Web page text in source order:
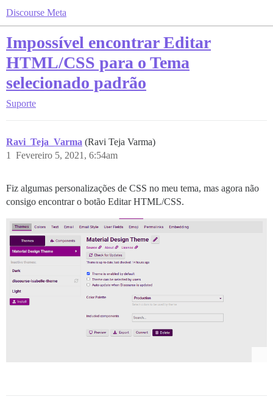
Discourse Meta
Impossível encontrar Editar
HTML/CSS para o Tema
selecionado padrão
Suporte
Ravi_Teja_Varma (Ravi Teja Varma)
Fevereiro 5, 2021, 6:54am
1
Fiz algumas personalizações de CSS no meu tema, mas agora não
consigo encontrar o botão Editar HTML/CSS.